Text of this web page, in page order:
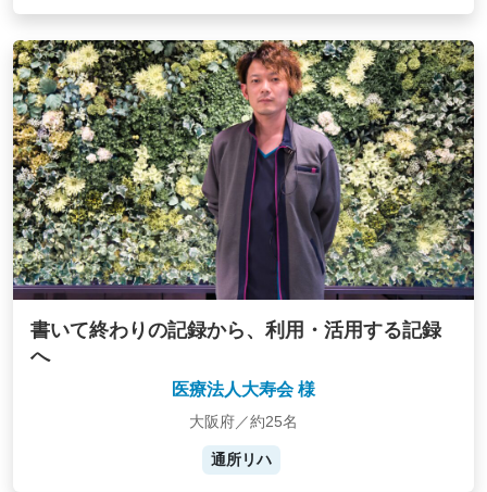
書いて終わりの記録から、利用・活用する記録
へ
医療法人大寿会 様
大阪府／約25名
通所リハ